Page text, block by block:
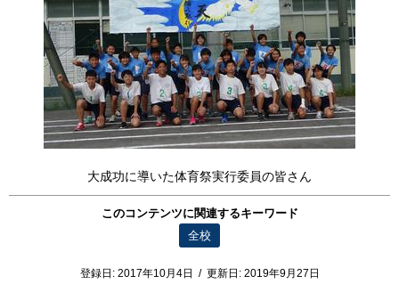
大成功に導いた体育祭実行委員の皆さん
このコンテンツに関連するキーワード
全校
登録日: 2017年10月4日 / 更新日: 2019年9月27日